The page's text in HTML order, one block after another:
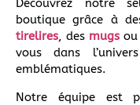
Découvrez notre
boutique grâce à
tirelires, des mugs ou
vous dans
emblématiques.
Notre équipe est